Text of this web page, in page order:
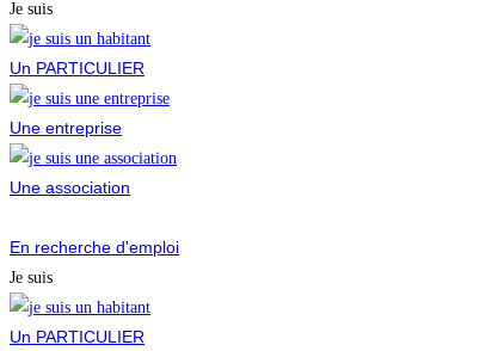
Je suis
Un PARTICULIER
Une entreprise
Une association
En recherche d'emploi
Je suis
Un PARTICULIER